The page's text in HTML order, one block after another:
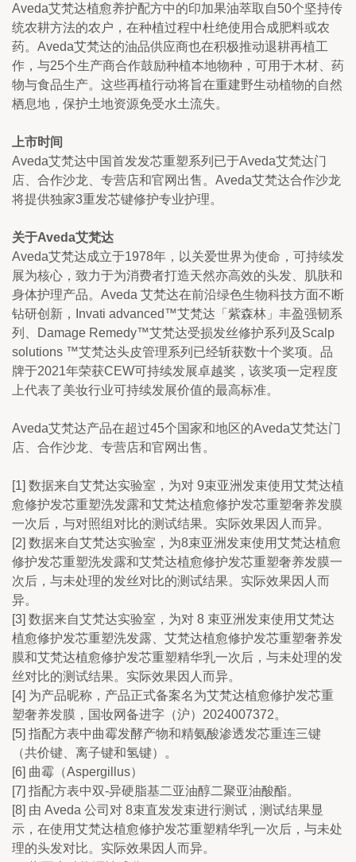
Aveda艾梵达植愈养护配方中的印加果油萃取自50个坚持传
统农耕方法的农户，在种植过程中杜绝使用合成肥料或农
药。Aveda艾梵达的油品供应商也在积极推动退耕再植工
作，与25个生产商合作鼓励种植本地物种，可用于木材、药
物与食品生产。这些再植行动将旨在重建野生动植物的自然
栖息地，保护土地资源免受水土流失。
上市时间
Aveda艾梵达中国首发发芯重塑系列已于Aveda艾梵达门
店、合作沙龙、专营店和官网出售。Aveda艾梵达合作沙龙
将提供独家3重发芯键修护专业护理。
关于Aveda艾梵达
Aveda艾梵达成立于1978年，以关爱世界为使命，可持续发
展为核心，致力于为消费者打造天然亦高效的头发、肌肤和
身体护理产品。Aveda 艾梵达在前沿绿色生物科技方面不断
钻研创新，Invati advanced™艾梵达「紫森林」丰盈强韧系
列、Damage Remedy™艾梵达受损发丝修护系列及Scalp
solutions ™艾梵达头皮管理系列已经斩获数十个奖项。品
牌于2021年荣获CEW可持续发展卓越奖，该奖项一定程度
上代表了美妆行业可持续发展价值的最高标准。
Aveda艾梵达产品在超过45个国家和地区的Aveda艾梵达门
店、合作沙龙、专营店和官网出售。
[1] 数据来自艾梵达实验室，为对 9束亚洲发束使用艾梵达植
愈修护发芯重塑洗发露和艾梵达植愈修护发芯重塑奢养发膜
一次后，与对照组对比的测试结果。实际效果因人而异。
[2] 数据来自艾梵达实验室，为8束亚洲发束使用艾梵达植愈
修护发芯重塑洗发露和艾梵达植愈修护发芯重塑奢养发膜一
次后，与未处理的发丝对比的测试结果。实际效果因人而
异。
[3] 数据来自艾梵达实验室，为对 8 束亚洲发束使用艾梵达
植愈修护发芯重塑洗发露、艾梵达植愈修护发芯重塑奢养发
膜和艾梵达植愈修护发芯重塑精华乳一次后，与未处理的发
丝对比的测试结果。实际效果因人而异。
[4] 为产品昵称，产品正式备案名为艾梵达植愈修护发芯重
塑奢养发膜，国妆网备进字（沪）2024007372。
[5] 指配方表中曲霉发酵产物和精氨酸渗透发芯重连三键
（共价键、离子键和氢键）。
[6] 曲霉（Aspergillus）
[7] 指配方表中双-异硬脂基二亚油醇二聚亚油酸酯。
[8] 由 Aveda 公司对 8束直发发束进行测试，测试结果显
示，在使用艾梵达植愈修护发芯重塑精华乳一次后，与未处
理的头发对比。实际效果因人而异。